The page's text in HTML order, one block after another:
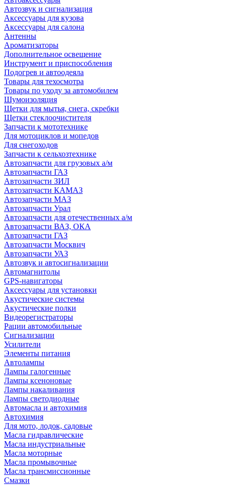
Автозвук и сигнализация
Аксессуары для кузова
Аксессуары для салона
Антенны
Ароматизаторы
Дополнительное освещение
Инструмент и приспособления
Подогрев и автоодеяла
Товары для техосмотра
Товары по уходу за автомобилем
Шумоизоляция
Щетки для мытья, снега, скребки
Щетки стеклоочистителя
Запчасти к мототехнике
Для мотоциклов и мопедов
Для снегоходов
Запчасти к сельхозтехнике
Автозапчасти для грузовых а/м
Автозапчасти ГАЗ
Автозапчасти ЗИЛ
Автозапчасти КАМАЗ
Автозапчасти МАЗ
Автозапчасти Урал
Автозапчасти для отечественных а/м
Автозапчасти ВАЗ, ОКА
Автозапчасти ГАЗ
Автозапчасти Москвич
Автозапчасти УАЗ
Автозвук и автосигнализации
Автомагнитолы
GPS-навигаторы
Аксессуары для установки
Акустические системы
Акустические полки
Видеорегистраторы
Рации автомобильные
Сигнализации
Усилители
Элементы питания
Автолампы
Лампы галогенные
Лампы ксеноновые
Лампы накаливания
Лампы светодиодные
Автомасла и автохимия
Автохимия
Для мото, лодок, садовые
Масла гидравлические
Масла индустриальные
Масла моторные
Масла промывочные
Масла трансмиссионные
Смазки